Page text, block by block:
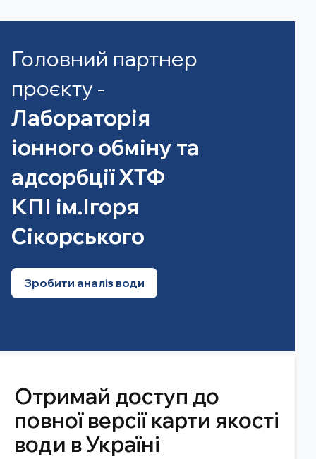
Головний партнер
проєкту -
Лабораторія
іонного обміну та
адсорбції ХТФ
КПІ ім.Ігоря
Сікорського
Зробити аналіз води
Отримай доступ до
повної версії карти якості
води в Україні